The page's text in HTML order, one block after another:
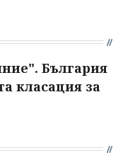
България
класация за